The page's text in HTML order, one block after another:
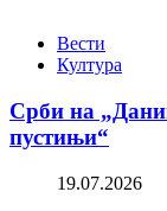
Вести
Култура
Срби на
пустињи“
19.07.2026